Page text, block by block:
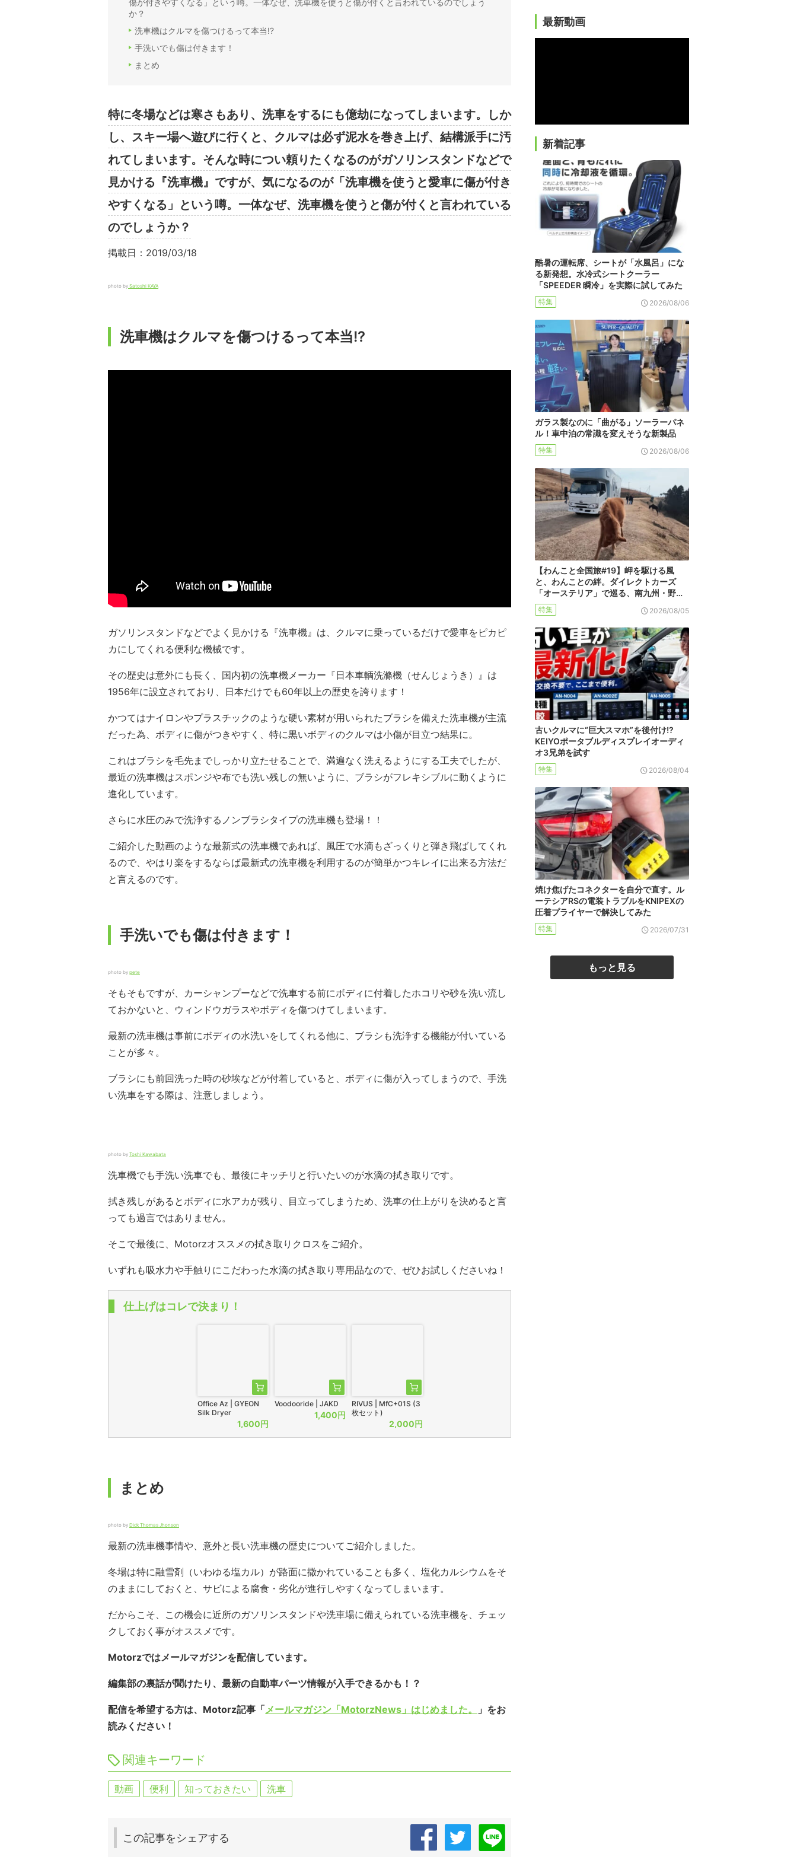
傷が付きやすくなる」という噂。一体なぜ、洗車機を使うと傷が付くと言われているのでしょう
か？
洗車機はクルマを傷つけるって本当!?
手洗いでも傷は付きます！
まとめ
特に冬場などは寒さもあり、洗車をするにも億劫になってしまいます。しか
し、スキー場へ遊びに行くと、クルマは必ず泥水を巻き上げ、結構派手に汚
れてしまいます。そんな時につい頼りたくなるのがガソリンスタンドなどで
見かける『洗車機』ですが、気になるのが「洗車機を使うと愛車に傷が付き
やすくなる」という噂。一体なぜ、洗車機を使うと傷が付くと言われている
のでしょうか？
掲載日：2019/03/18
photo by Satoshi KAYA
洗車機はクルマを傷つけるって本当!?
ガソリンスタンドなどでよく見かける『洗車機』は、クルマに乗っているだけで愛車をピカピ
カにしてくれる便利な機械です。
その歴史は意外にも長く、国内初の洗車機メーカー『日本車輌洗滌機（せんじょうき）』は
1956年に設立されており、日本だけでも60年以上の歴史を誇ります！
かつてはナイロンやプラスチックのような硬い素材が用いられたブラシを備えた洗車機が主流
だった為、ボディに傷がつきやすく、特に黒いボディのクルマは小傷が目立つ結果に。
これはブラシを毛先までしっかり立たせることで、満遍なく洗えるようにする工夫でしたが、
最近の洗車機はスポンジや布でも洗い残しの無いように、ブラシがフレキシブルに動くように
進化しています。
さらに水圧のみで洗浄するノンブラシタイプの洗車機も登場！！
ご紹介した動画のような最新式の洗車機であれば、風圧で水滴もざっくりと弾き飛ばしてくれ
るので、やはり楽をするならば最新式の洗車機を利用するのが簡単かつキレイに出来る方法だ
と言えるのです。
手洗いでも傷は付きます！
photo by pete
そもそもですが、カーシャンプーなどで洗車する前にボディに付着したホコリや砂を洗い流し
ておかないと、ウィンドウガラスやボディを傷つけてしまいます。
最新の洗車機は事前にボディの水洗いをしてくれる他に、ブラシも洗浄する機能が付いている
ことが多々。
ブラシにも前回洗った時の砂埃などが付着していると、ボディに傷が入ってしまうので、手洗
い洗車をする際は、注意しましょう。
photo by Toshi Kawabata
洗車機でも手洗い洗車でも、最後にキッチリと行いたいのが水滴の拭き取りです。
拭き残しがあるとボディに水アカが残り、目立ってしまうため、洗車の仕上がりを決めると言
っても過言ではありません。
そこで最後に、Motorzオススメの拭き取りクロスをご紹介。
いずれも吸水力や手触りにこだわった水滴の拭き取り専用品なので、ぜひお試しくださいね！
仕上げはコレで決まり！
Office Az | GYEON
Silk Dryer
1,600円
Voodooride | JAKD
1,400円
RIVUS | MfC+01S (3
枚セット)
2,000円
まとめ
photo by Dick Thomas Jhonson
最新の洗車機事情や、意外と長い洗車機の歴史についてご紹介しました。
冬場は特に融雪剤（いわゆる塩カル）が路面に撒かれていることも多く、塩化カルシウムをそ
のままにしておくと、サビによる腐食・劣化が進行しやすくなってしまいます。
だからこそ、この機会に近所のガソリンスタンドや洗車場に備えられている洗車機を、チェッ
クしておく事がオススメです。
Motorzではメールマガジンを配信しています。
編集部の裏話が聞けたり、最新の自動車パーツ情報が入手できるかも！？
配信を希望する方は、Motorz記事「メールマガジン「MotorzNews」はじめました。
」をお
読みください！
関連キーワード
動画 便利 知っておきたい 洗車
この記事をシェアする
最新動画
新着記事
酷暑の運転席、シートが「水風呂」にな
る新発想。水冷式シートクーラー
「SPEEDER 瞬冷」を実際に試してみた
特集 2026/08/06
ガラス製なのに「曲がる」ソーラーパネ
ル！車中泊の常識を変えそうな新製品
特集 2026/08/06
【わんこと全国旅#19】岬を駆ける風
と、わんことの絆。ダイレクトカーズ
「オーステリア」で巡る、南九州・野…
特集 2026/08/05
古いクルマに“巨大スマホ”を後付け!?
KEIYOポータブルディスプレイオーディ
オ3兄弟を試す
特集 2026/08/04
焼け焦げたコネクターを自分で直す。ル
ーテシアRSの電装トラブルをKNIPEXの
圧着プライヤーで解決してみた
特集 2026/07/31
もっと見る